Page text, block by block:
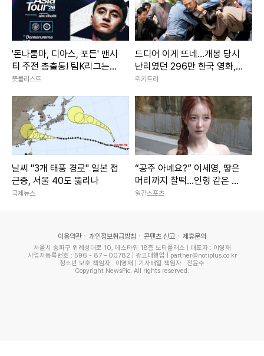
'돈나룸마, 디아스, 포든' 맨시
티 주전 총출동! 팀K리그는
이승우·기성용 벤치 [팀K리그
풋볼리스트
드디어 이게 뜨네…개봉 당시
난리였던 296만 한국 영화,
디즈니+ 출격
위키트리
날씨 "3개 태풍 경로" 일본 접
근중, 서울 40도 뚫리나
국제뉴스
“공주 아녜요?” 이세영, 땋은
머리까지 찰떡…인형 같은 미
모 [IS하이컷]
일간스포츠
이용약관 개인정보취급방침 콘텐츠 신고 제휴문의
서울시 송파구 위례성대로 10, 에스타워 18층 노티플러스 | 대표자 : 이영재
사업자등록번호 : 596 - 87 – 00782 | 광고대행업 | partner@notiplus.co.kr
청소년 보호 책임자 : 이영재 | 기사배열 책임자 : 전윤수
Copyright NewsPic. All rights reserved.